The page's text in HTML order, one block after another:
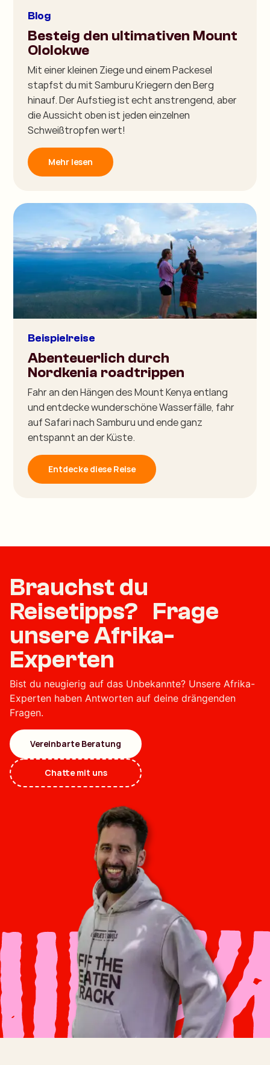
Blog
Besteig den ultimativen Mount
Ololokwe
Mit einer kleinen Ziege und einem Packesel
stapfst du mit Samburu Kriegern den Berg
hinauf. Der Aufstieg ist echt anstrengend, aber
die Aussicht oben ist jeden einzelnen
Schweißtropfen wert!
Mehr lesen
Beispielreise
Abenteuerlich durch
Nordkenia roadtrippen
Fahr an den Hängen des Mount Kenya entlang
und entdecke wunderschöne Wasserfälle, fahr
auf Safari nach Samburu und ende ganz
entspannt an der Küste.
Entdecke diese Reise
Brauchst du
Reisetipps? Frage
unsere Afrika-
Experten
Bist du neugierig auf das Unbekannte? Unsere Afrika-
Experten haben Antworten auf deine drängenden
Fragen.
Vereinbarte Beratung
Chatte mit uns